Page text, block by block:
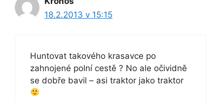
18.2.2013 v 15:15
Huntovat takového krasavce po
zahnojené polní cestě ? No ale očividně
se dobře bavil – asi traktor jako traktor